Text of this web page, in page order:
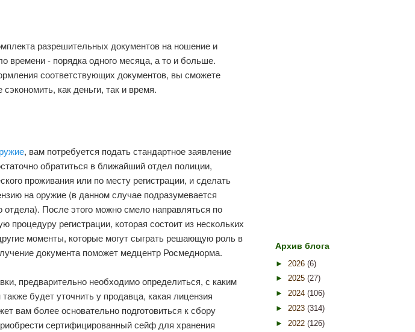
разрешительных документов на ношение и
времени - порядка одного месяца, а то и больше.
соответствующих документов, вы сможете
как деньги, так и время.
, вам потребуется подать стандартное заявление
обратиться в ближайший отдел полиции,
проживания или по месту регистрации, и сделать
на оружие (в данном случае подразумевается
После этого можно смело направляться по
регистрации, которая состоит из нескольких
моменты, которые могут сыграть решающую роль в
документа поможет медцентр Росмеднорма.
предварительно необходимо определиться, с каким
будет уточнить у продавца, какая лицензия
вам более основательно подготовиться к сбору
сертифицированный сейф для хранения
Архив блога
► 2026 (6)
► 2025 (27)
► 2024 (106)
► 2023 (314)
► 2022 (126)